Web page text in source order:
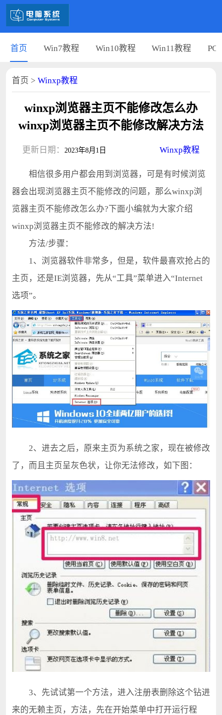
首页 Win7教程 Win10教程 Win11教程 PC
首页 > Winxp教程
winxp浏览器主页不能修改怎么办
winxp浏览器主页不能修改解决方法
更新日期： 2023年8月1日 Winxp教程
相信很多用户都会用到浏览器，可是有时候浏览
器会出现浏览器主页不能修改的问题，那么winxp浏
览器主页不能修改怎么办?下面小编就为大家介绍
winxp浏览器主页不能修改的解决方法!
方法/步骤：
1、浏览器软件非常多，但是，软件最喜欢抢占的
主页，还是IE浏览器，先从“工具”菜单进入“Internet
选项”。
2、进去之后，原来主页为系统之家，现在被修改
了，而且主页呈灰色状，让你无法修改，如下图：
3、先试试第一个方法，进入注册表删除这个钻进
来的无赖主页，方法，先在开始菜单中打开运行程